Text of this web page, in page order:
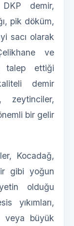
demir,
pik döküm,
sacı olarak
ve
talep ettiği
demir
zeytinciler,
bir gelir
Kocadağ,
gibi yoğun
olduğu
yıkımları,
veya büyük